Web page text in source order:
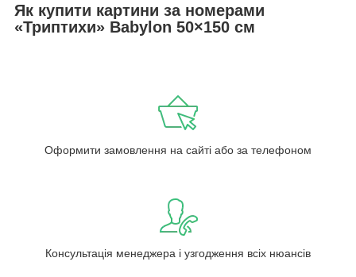
Як купити картини за номерами
«Триптихи» Babylon 50×150 см
Оформити замовлення на сайті або за телефоном
Консультація менеджера і узгодження всіх нюансів